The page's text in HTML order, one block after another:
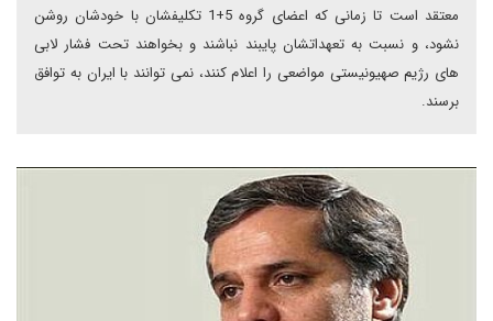
معتقد است تا زمانی که اعضای گروه 5+1 تکلیفشان با خودشان روشن
نشود، و نسبت به تعهداتشان پایبند نباشند و بخواهند تحت فشار لابی
های رژیم صهیونیستی مواضعی را اعلام کنند، نمی توانند با ایران به توافق
برسند.